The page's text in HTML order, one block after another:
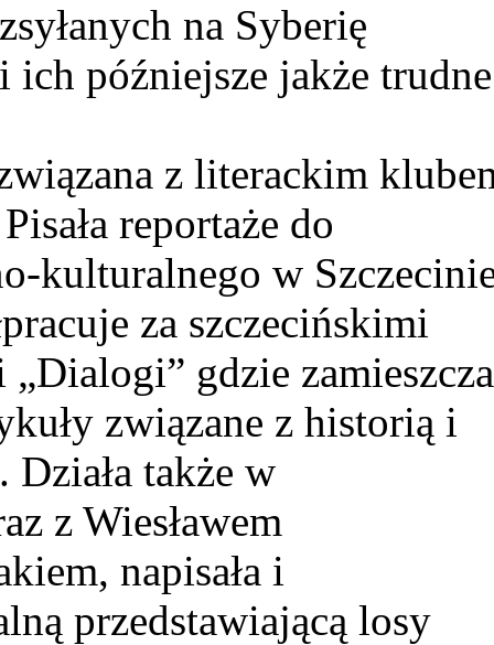
na Syberię
późniejsze jakże trudne
z literackim
reportaże do
kulturalnego w
za szczecińskimi
gdzie zamieszcza
związane z historią i
także w
z Wiesławem
napisała i
przedstawiającą losy